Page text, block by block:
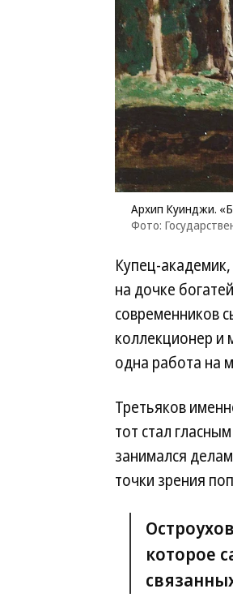
Архип Куинджи.
Фото:
Купец-
на дочке
современников
коллекционер и
одна работа на
Третьяков
тот стал
занимался
точки зрения
которое